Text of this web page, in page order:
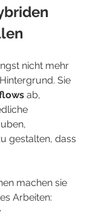
nicht mehr
Sie
ab,
gestalten, dass
machen sie
Arbeiten: